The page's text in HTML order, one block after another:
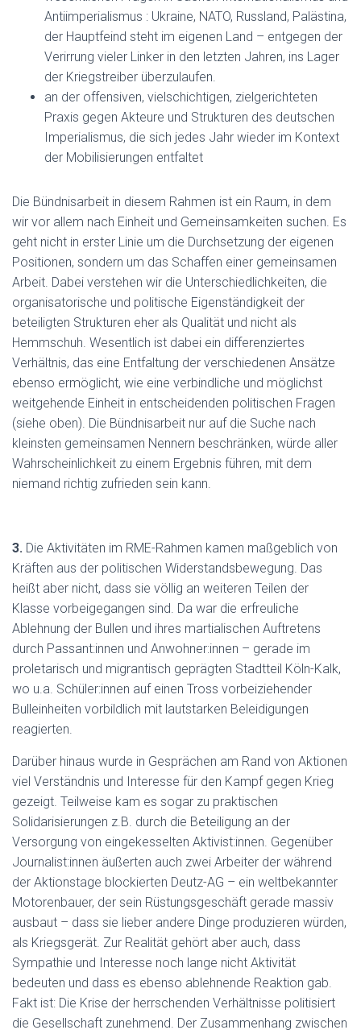
Antiimperialismus : Ukraine, NATO, Russland, Palästina,
der Hauptfeind steht im eigenen Land – entgegen der
Verirrung vieler Linker in den letzten Jahren, ins Lager
der Kriegstreiber überzulaufen.
an der offensiven, vielschichtigen, zielgerichteten
Praxis gegen Akteure und Strukturen des deutschen
Imperialismus, die sich jedes Jahr wieder im Kontext
der Mobilisierungen entfaltet
Die Bündnisarbeit in diesem Rahmen ist ein Raum, in dem
wir vor allem nach Einheit und Gemeinsamkeiten suchen. Es
geht nicht in erster Linie um die Durchsetzung der eigenen
Positionen, sondern um das Schaffen einer gemeinsamen
Arbeit. Dabei verstehen wir die Unterschiedlichkeiten, die
organisatorische und politische Eigenständigkeit der
beteiligten Strukturen eher als Qualität und nicht als
Hemmschuh. Wesentlich ist dabei ein differenziertes
Verhältnis, das eine Entfaltung der verschiedenen Ansätze
ebenso ermöglicht, wie eine verbindliche und möglichst
weitgehende Einheit in entscheidenden politischen Fragen
(siehe oben). Die Bündnisarbeit nur auf die Suche nach
kleinsten gemeinsamen Nennern beschränken, würde aller
Wahrscheinlichkeit zu einem Ergebnis führen, mit dem
niemand richtig zufrieden sein kann.
3. Die Aktivitäten im RME-Rahmen kamen maßgeblich von
Kräften aus der politischen Widerstandsbewegung. Das
heißt aber nicht, dass sie völlig an weiteren Teilen der
Klasse vorbeigegangen sind. Da war die erfreuliche
Ablehnung der Bullen und ihres martialischen Auftretens
durch Passant:innen und Anwohner:innen – gerade im
proletarisch und migrantisch geprägten Stadtteil Köln-Kalk,
wo u.a. Schüler:innen auf einen Tross vorbeiziehender
Bulleinheiten vorbildlich mit lautstarken Beleidigungen
reagierten.
Darüber hinaus wurde in Gesprächen am Rand von Aktionen
viel Verständnis und Interesse für den Kampf gegen Krieg
gezeigt. Teilweise kam es sogar zu praktischen
Solidarisierungen z.B. durch die Beteiligung an der
Versorgung von eingekesselten Aktivist:innen. Gegenüber
Journalist:innen äußerten auch zwei Arbeiter der während
der Aktionstage blockierten Deutz-AG – ein weltbekannter
Motorenbauer, der sein Rüstungsgeschäft gerade massiv
ausbaut – dass sie lieber andere Dinge produzieren würden,
als Kriegsgerät. Zur Realität gehört aber auch, dass
Sympathie und Interesse noch lange nicht Aktivität
bedeuten und dass es ebenso ablehnende Reaktion gab.
Fakt ist: Die Krise der herrschenden Verhältnisse politisiert
die Gesellschaft zunehmend. Der Zusammenhang zwischen